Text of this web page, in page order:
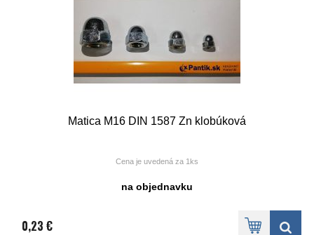
Matica M16 DIN 1587 Zn klobúková
Cena je uvedená za 1ks
na objednavku
0,23 €